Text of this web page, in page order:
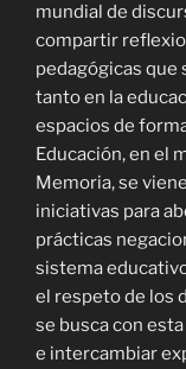
mundial de
compartir
pedagógicas que
tanto en la
espacios de
Educación, en el
Memoria, se
iniciativas para
prácticas
sistema
el respeto de los
se busca con
e intercambiar